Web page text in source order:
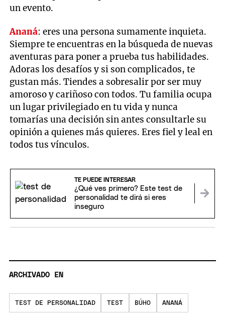
un evento.
Ananá: eres una persona sumamente inquieta.
Siempre te encuentras en la búsqueda de nuevas
aventuras para poner a prueba tus habilidades.
Adoras los desafíos y si son complicados, te
gustan más. Tiendes a sobresalir por ser muy
amoroso y cariñoso con todos. Tu familia ocupa
un lugar privilegiado en tu vida y nunca
tomarías una decisión sin antes consultarle su
opinión a quienes más quieres. Eres fiel y leal en
todos tus vínculos.
TE PUEDE INTERESAR
¿Qué ves primero? Este test de
personalidad te dirá si eres
inseguro
ARCHIVADO EN
TEST DE PERSONALIDAD TEST BÚHO ANANÁ